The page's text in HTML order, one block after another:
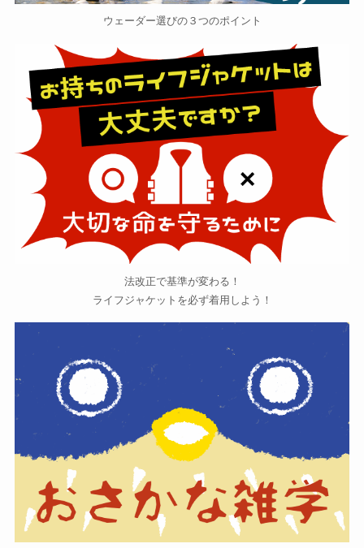
ウェーダー選びの３つのポイント
法改正で基準が変わる！
ライフジャケットを必ず着用しよう！